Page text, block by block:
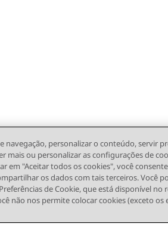
navegação, personalizar o conteúdo, servir
mais ou personalizar as configurações de
em "Aceitar todos os cookies", você
os dados com tais terceiros. Você
de Cookie, que está disponível no
não nos permite colocar cookies (exceto